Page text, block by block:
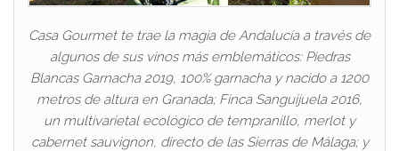
Casa Gourmet te trae la magia de Andalucía a través de
algunos de sus vinos más emblemáticos: Piedras
Blancas Garnacha 2019, 100% garnacha y nacido a 1200
metros de altura en Granada; Finca Sanguijuela 2016,
un multivarietal ecológico de tempranillo, merlot y
cabernet sauvignon, directo de las Sierras de Málaga; y